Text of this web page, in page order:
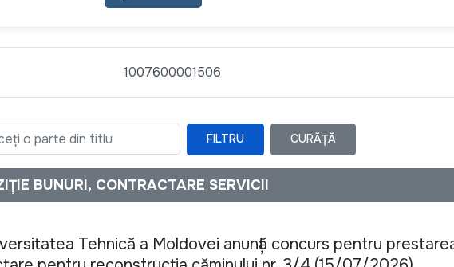
1007600001506
o parte din titlu FILTRU CURĂȚĂ
BUNURI, CONTRACTARE SERVICII
Tehnică a Moldovei anunță concurs pentru